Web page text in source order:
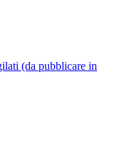
(da pubblicare in